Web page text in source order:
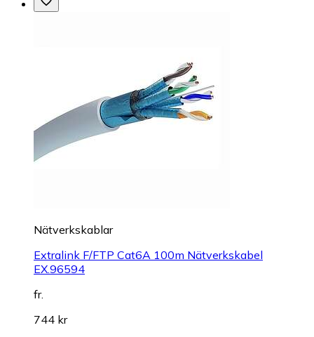
Nätverkskablar
Extralink F/FTP Cat6A 100m Nätverkskabel
EX.96594
fr.
744 kr